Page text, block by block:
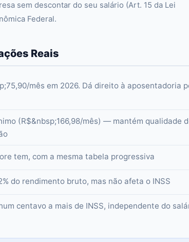
sem descontar do seu salário (Art. 15 da Lei
Federal.
Reais
mês em 2026. Dá direito à aposentadoria
(R$&nbsp;166,98/mês) — mantém qualidade
tem, com a mesma tabela progressiva
do rendimento bruto, mas não afeta o INSS
centavo a mais de INSS, independente do